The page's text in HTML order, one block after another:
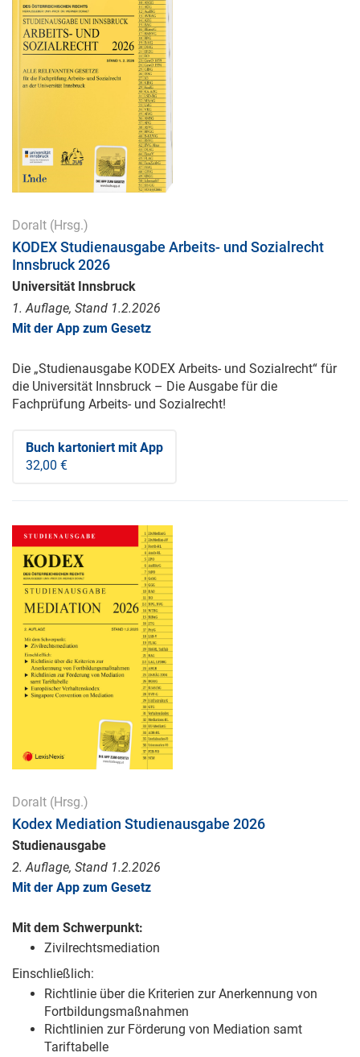
Doralt (Hrsg.)
KODEX Studienausgabe Arbeits- und Sozialrecht
Innsbruck 2026
Universität Innsbruck
1. Auflage, Stand 1.2.2026
Mit der App zum Gesetz
Die „Studienausgabe KODEX Arbeits- und Sozialrecht“ für
die Universität Innsbruck – Die Ausgabe für die
Fachprüfung Arbeits- und Sozialrecht!
Buch kartoniertmit App
32,00 €
Doralt (Hrsg.)
Kodex Mediation Studienausgabe 2026
Studienausgabe
2. Auflage, Stand 1.2.2026
Mit der App zum Gesetz
Mit dem Schwerpunkt:
Zivilrechtsmediation
Einschließlich:
Richtlinie über die Kriterien zur Anerkennung von
Fortbildungsmaßnahmen
Richtlinien zur Förderung von Mediation samt
Tariftabelle